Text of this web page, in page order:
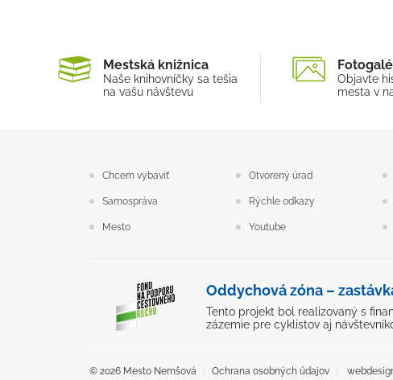
Mestská knižnica
Naše knihovníčky sa tešia
na vašu návštevu
Objavte
mesta v
Chcem vybaviť Otvorený úrad
Samospráva Rýchle odkazy
Mesto Youtube
Oddychová zóna –
Tento projekt bol realizovaný s
zázemie pre cyklistov aj
© 2026 Mesto Nemšová Ochrana osobných údajov